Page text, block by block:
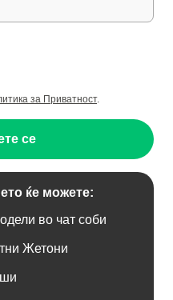
за Приватност.
се
ќе можете:
во чат соби
Жетони